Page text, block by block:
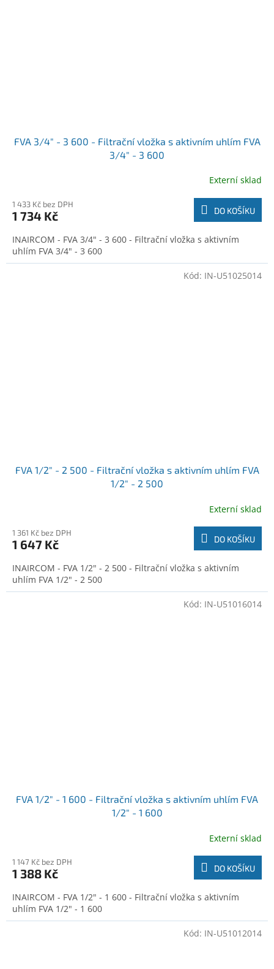
FVA 3/4" - 3 600 - Filtrační vložka s aktivním uhlím FVA
3/4" - 3 600
Externí sklad
1 433 Kč bez DPH
1 734 Kč DO KOŠÍKU
INAIRCOM - FVA 3/4" - 3 600 - Filtrační vložka s aktivním
uhlím FVA 3/4" - 3 600
FVA 1/2" - 2 500 - Filtrační vložka s aktivním uhlím FVA
1/2" - 2 500
Externí sklad
1 361 Kč bez DPH
1 647 Kč DO KOŠÍKU
INAIRCOM - FVA 1/2" - 2 500 - Filtrační vložka s aktivním
uhlím FVA 1/2" - 2 500
Kód: IN-U51025014
FVA 1/2" - 1 600 - Filtrační vložka s aktivním uhlím FVA
1/2" - 1 600
Externí sklad
1 147 Kč bez DPH
1 388 Kč DO KOŠÍKU
INAIRCOM - FVA 1/2" - 1 600 - Filtrační vložka s aktivním
uhlím FVA 1/2" - 1 600
Kód: IN-U51016014
Kód: IN-U51012014